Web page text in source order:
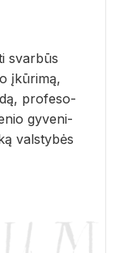
svar­būs
įkū­ri­mą,
pro­fe­so­
gy­ve­ni­
vals­ty­bės